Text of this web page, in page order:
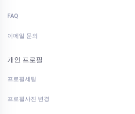
FAQ
이메일 문의
개인 프로필
프로필세팅
프로필사진 변경